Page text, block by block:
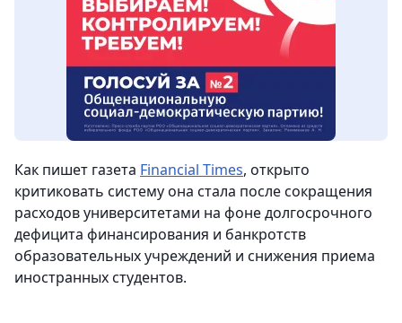
Как пишет газета Financial Times, открыто
критиковать систему она стала после сокращения
расходов университетами на фоне долгосрочного
дефицита финансирования и банкротств
образовательных учреждений и снижения приема
иностранных студентов.